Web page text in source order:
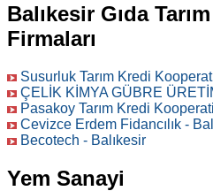
Balıkesir Gıda
Firmaları
Susurluk Tarım Kredi
ÇELİK KİMYA GÜBRE
Pasakoy Tarım Kredi
Cevizce Erdem Fidancılık -
Becotech - Balıkesir
Yem Sanayi